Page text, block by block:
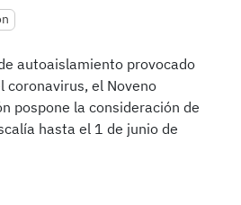
autoaislamiento provocado
coronavirus, el Noveno
pospone la consideración de
hasta el 1 de junio de